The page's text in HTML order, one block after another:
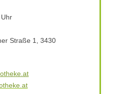
Straße 1, 3430